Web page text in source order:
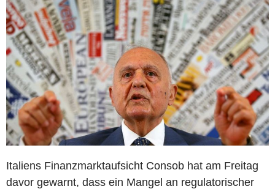
Italiens Finanzmarktaufsicht Consob hat am Freitag
davor gewarnt, dass ein Mangel an regulatorischer